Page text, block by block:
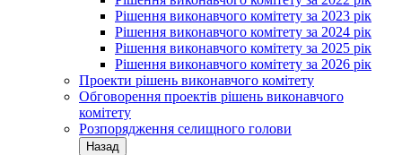
Рішення виконавчого комітету за 2023 рік
Рішення виконавчого комітету за 2024 рік
Рішення виконавчого комітету за 2025 рік
Рішення виконавчого комітету за 2026 рік
Проекти рішень виконавчого комітету
Обговорення проектів рішень виконавчого
комітету
Розпорядження селищного голови
Назад